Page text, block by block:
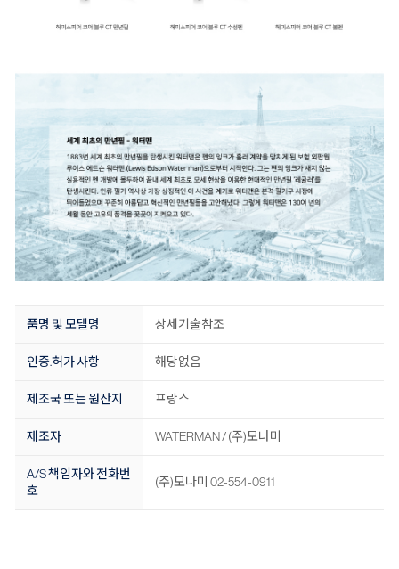
품명 및 모델명 상세기술참조
인증.허가 사항 해당없음
제조국 또는 원산지 프랑스
제조자 WATERMAN / (주)모나미
A/S 책임자와 전화번
호
(주)모나미 02-554-0911